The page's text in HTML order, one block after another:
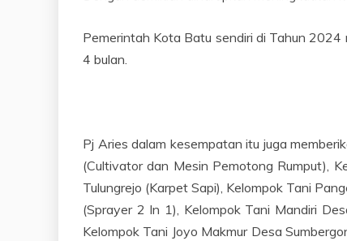
Pemerintah Kota Batu sendiri di Tahun
4 bulan.
Pj Aries dalam kesempatan itu juga
(Cultivator dan Mesin Pemotong Rumput),
Tulungrejo (Karpet Sapi), Kelompok Tani
(Sprayer 2 In 1), Kelompok Tani Mandiri
Kelompok Tani Joyo Makmur Desa